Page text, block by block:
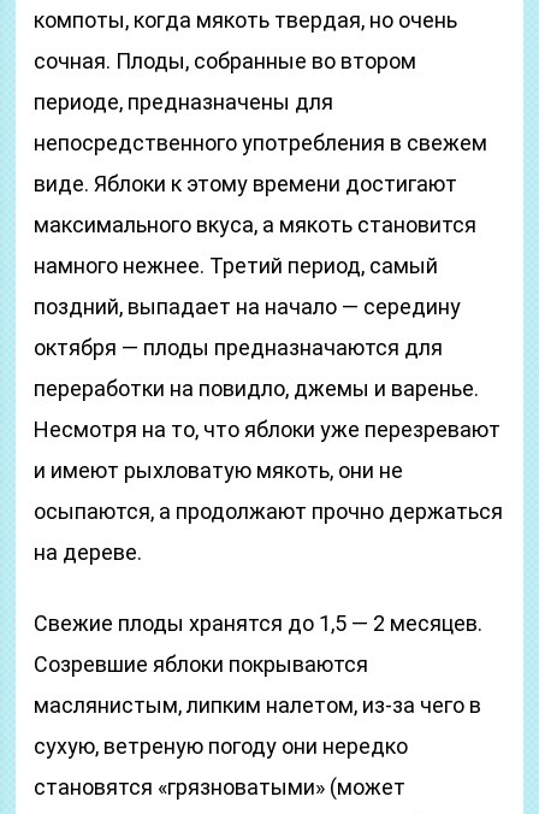
компоты, когда мякоть твердая, но очень
сочная. Плоды, собранные во втором
периоде, предназначены для
непосредственного употребления в свежем
виде. Яблоки к этому времени достигают
максимального вкуса, а мякоть становится
намного нежнее. Третий период, самый
поздний, выпадает на начало — середину
октября — плоды предназначаются для
переработки на повидло, джемы и варенье.
Несмотря на то, что яблоки уже перезревают
и имеют рыхловатую мякоть, они не
осыпаются, а продолжают прочно держаться
на дереве.
Свежие плоды хранятся до 1,5 — 2 месяцев.
Созревшие яблоки покрываются
маслянистым, липким налетом, из-за чего в
сухую, ветреную погоду они нередко
становятся «грязноватыми» (может